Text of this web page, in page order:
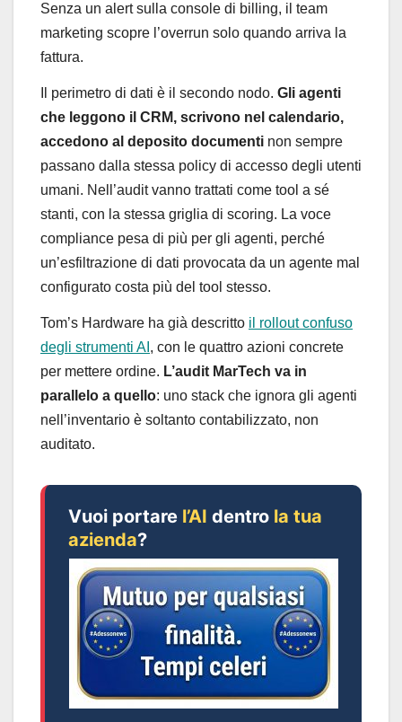
Senza un alert sulla console di billing, il team
marketing scopre l’overrun solo quando arriva la
fattura.
Il perimetro di dati è il secondo nodo. Gli agenti
che leggono il CRM, scrivono nel calendario,
accedono al deposito documenti non sempre
passano dalla stessa policy di accesso degli utenti
umani. Nell’audit vanno trattati come tool a sé
stanti, con la stessa griglia di scoring. La voce
compliance pesa di più per gli agenti, perché
un’esfiltrazione di dati provocata da un agente mal
configurato costa più del tool stesso.
Tom’s Hardware ha già descritto il rollout confuso
degli strumenti AI , con le quattro azioni concrete
per mettere ordine. L’audit MarTech va in
parallelo a quello: uno stack che ignora gli agenti
nell’inventario è soltanto contabilizzato, non
auditato.
Vuoi portare l’AI dentro la tua
azienda?